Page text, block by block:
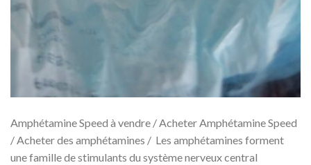
Amphétamine Speed ​​​​à vendre / Acheter Amphétamine Speed
/ Acheter des amphétamines / Les amphétamines forment
une famille de stimulants du système nerveux central